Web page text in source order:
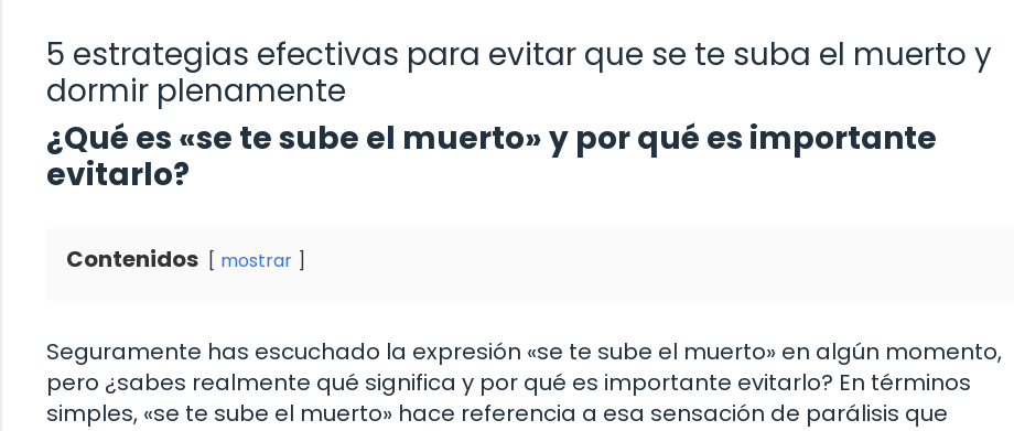
5 estrategias efectivas para evitar que se te suba el muerto y
dormir plenamente
¿Qué es «se te sube el muerto» y por qué es importante
evitarlo?
Contenidos mostrar
Seguramente has escuchado la expresión «se te sube el muerto» en algún momento,
pero ¿sabes realmente qué significa y por qué es importante evitarlo? En términos
simples, «se te sube el muerto» hace referencia a esa sensación de parálisis que